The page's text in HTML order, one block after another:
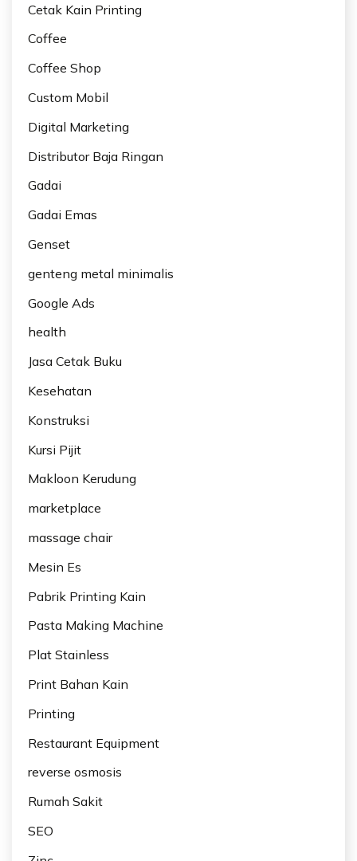
Cetak Kain Printing
Coffee
Coffee Shop
Custom Mobil
Digital Marketing
Distributor Baja Ringan
Gadai
Gadai Emas
Genset
genteng metal minimalis
Google Ads
health
Jasa Cetak Buku
Kesehatan
Konstruksi
Kursi Pijit
Makloon Kerudung
marketplace
massage chair
Mesin Es
Pabrik Printing Kain
Pasta Making Machine
Plat Stainless
Print Bahan Kain
Printing
Restaurant Equipment
reverse osmosis
Rumah Sakit
SEO